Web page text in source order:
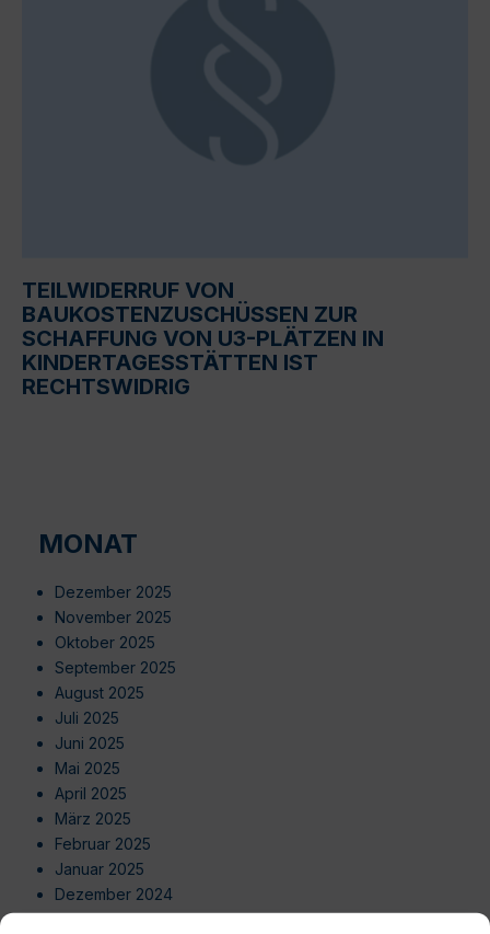
TEILWIDERRUF VON
BAUKOSTENZUSCHÜSSEN ZUR
SCHAFFUNG VON U3-PLÄTZEN IN
KINDERTAGESSTÄTTEN IST
RECHTSWIDRIG
MONAT
Dezember 2025
November 2025
Oktober 2025
September 2025
August 2025
Juli 2025
Juni 2025
Mai 2025
April 2025
März 2025
Februar 2025
Januar 2025
Dezember 2024
November 2024